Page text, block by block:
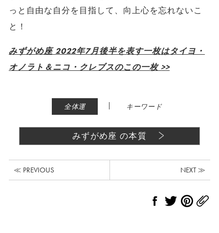
っと自由な自分を目指して、向上心を忘れないこ
と！
みずがめ座 2022年7月後半を表す一枚はタイヨ・
オノラト＆ニコ・クレブスのこの一枚 >>
全体運 | キーワード
みずがめ座 の本質
≪ PREVIOUS NEXT ≫